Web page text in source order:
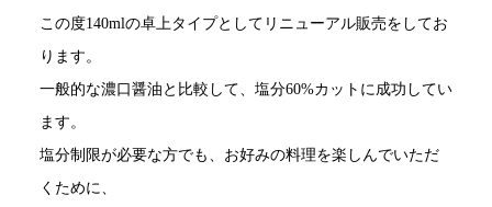
この度140mlの卓上タイプとしてリニューアル販売をしてお
ります。
一般的な濃口醤油と比較して、塩分60%カットに成功してい
ます。
塩分制限が必要な方でも、お好みの料理を楽しんでいただ
くために、